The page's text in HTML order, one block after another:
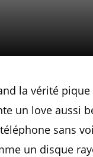
la vérité
un love aussi
sans
un disque